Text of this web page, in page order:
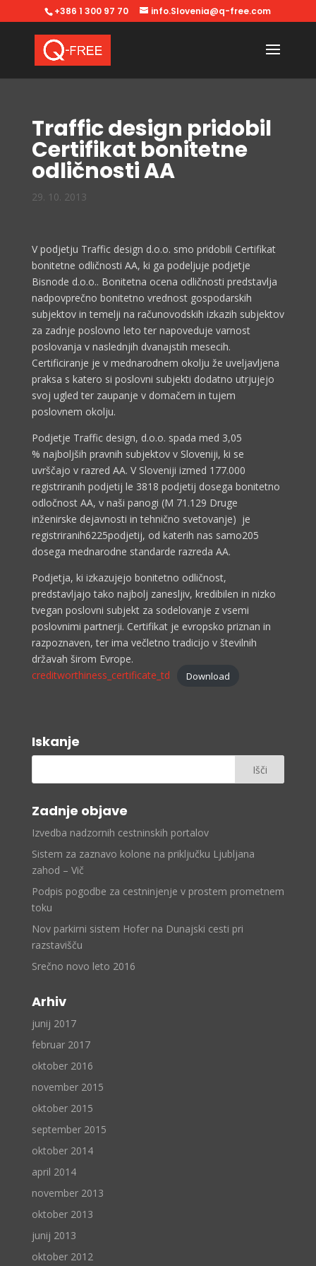
+386 1 300 97 70 info.Slovenia@q-free.com
Traffic design pridobil
Certifikat bonitetne
odličnosti AA
29. 10. 2013
V podjetju Traffic design d.o.o. smo pridobili Certifikat
bonitetne odličnosti AA, ki ga podeljuje podjetje
Bisnode d.o.o.. Bonitetna ocena odličnosti predstavlja
nadpovprečno bonitetno vrednost gospodarskih
subjektov in temelji na računovodskih izkazih subjektov
za zadnje poslovno leto ter napoveduje varnost
poslovanja v naslednjih dvanajstih mesecih.
Certificiranje je v mednarodnem okolju že uveljavljena
praksa s katero si poslovni subjekti dodatno utrjujejo
svoj ugled ter zaupanje v domačem in tujem
poslovnem okolju.
Podjetje Traffic design, d.o.o. spada med 3,05
% najboljših pravnih subjektov v Sloveniji, ki se
uvrščajo v razred AA. V Sloveniji izmed 177.000
registriranih podjetij le 3818 podjetij dosega bonitetno
odločnost AA, v naši panogi (M 71.129 Druge
inženirske dejavnosti in tehnično svetovanje) je
registriranih6225podjetij, od katerih nas samo205
dosega mednarodne standarde razreda AA.
Podjetja, ki izkazujejo bonitetno odličnost,
predstavljajo tako najbolj zanesljiv, kredibilen in nizko
tvegan poslovni subjekt za sodelovanje z vsemi
poslovnimi partnerji. Certifikat je evropsko priznan in
razpoznaven, ter ima večletno tradicijo v številnih
državah širom Evrope.
creditworthiness_certificate_td
Download
Iskanje
Zadnje objave
Izvedba nadzornih cestninskih portalov
Sistem za zaznavo kolone na priključku Ljubljana
zahod – Vič
Podpis pogodbe za cestninjenje v prostem prometnem
toku
Nov parkirni sistem Hofer na Dunajski cesti pri
razstavišču
Srečno novo leto 2016
Arhiv
junij 2017
februar 2017
oktober 2016
november 2015
oktober 2015
september 2015
oktober 2014
april 2014
november 2013
oktober 2013
junij 2013
oktober 2012